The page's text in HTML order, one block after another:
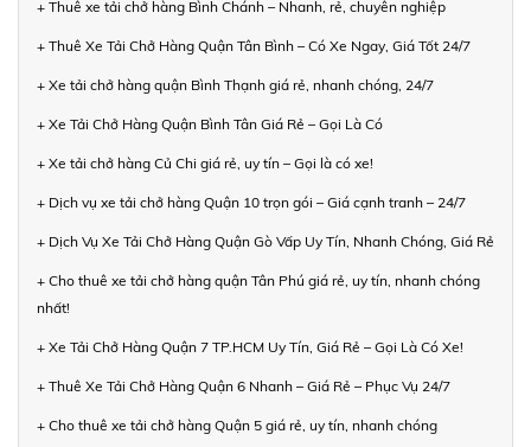
+ Thuê xe tải chở hàng Bình Chánh – Nhanh, rẻ, chuyên nghiệp
+ Thuê Xe Tải Chở Hàng Quận Tân Bình – Có Xe Ngay, Giá Tốt 24/7
+ Xe tải chở hàng quận Bình Thạnh giá rẻ, nhanh chóng, 24/7
+ Xe Tải Chở Hàng Quận Bình Tân Giá Rẻ – Gọi Là Có
+ Xe tải chở hàng Củ Chi giá rẻ, uy tín – Gọi là có xe!
+ Dịch vụ xe tải chở hàng Quận 10 trọn gói – Giá cạnh tranh – 24/7
+ Dịch Vụ Xe Tải Chở Hàng Quận Gò Vấp Uy Tín, Nhanh Chóng, Giá Rẻ
+ Cho thuê xe tải chở hàng quận Tân Phú giá rẻ, uy tín, nhanh chóng
nhất!
+ Xe Tải Chở Hàng Quận 7 TP.HCM Uy Tín, Giá Rẻ – Gọi Là Có Xe!
+ Thuê Xe Tải Chở Hàng Quận 6 Nhanh – Giá Rẻ – Phục Vụ 24/7
+ Cho thuê xe tải chở hàng Quận 5 giá rẻ, uy tín, nhanh chóng